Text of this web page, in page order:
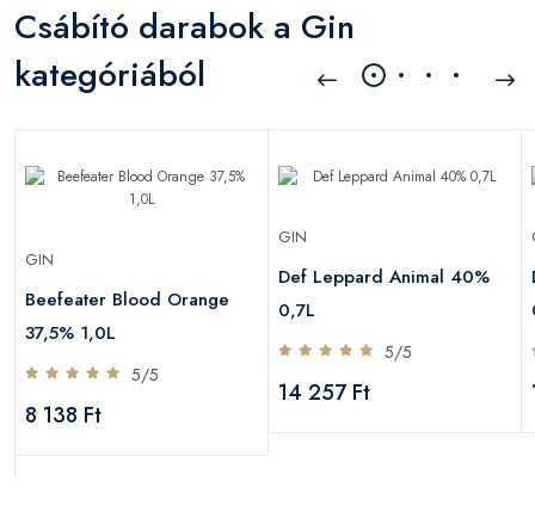
Csábító darabok a Gin
kategóriából
GIN
Beefeater Blood Orange
37,5% 1,0L
5/5
8 138 Ft
GIN
Def Leppard Animal 40%
0,7L
5/5
14 257 Ft